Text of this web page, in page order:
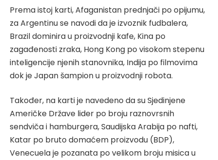
Prema istoj karti, Afaganistan prednjači po opijumu,
za Argentinu se navodi da je izvoznik fudbalera,
Brazil dominira u proizvodnji kafe, Kina po
zagađenosti zraka, Hong Kong po visokom stepenu
inteligencije njenih stanovnika, Indija po filmovima
dok je Japan šampion u proizvodnji robota.
Također, na karti je navedeno da su Sjedinjene
Američke Države lider po broju raznovrsnih
sendviča i hamburgera, Saudijska Arabija po nafti,
Katar po bruto domaćem proizvodu (BDP),
Venecuela je pozanata po velikom broju misica u